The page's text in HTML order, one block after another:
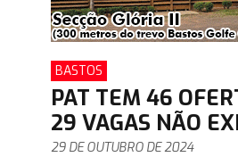
BASTOS
PAT TEM 46
29 VAGAS NÃO
29 DE OUTUBRO DE 2024